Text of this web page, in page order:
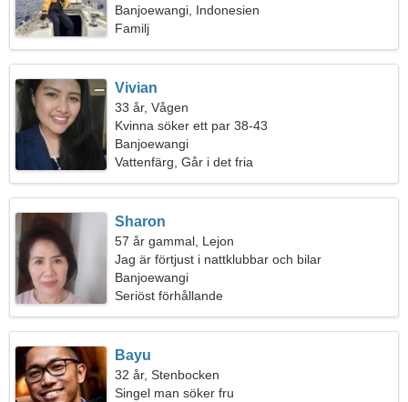
Banjoewangi, Indonesien
Familj
Vivian
33 år, Vågen
Kvinna söker ett par 38-43
Banjoewangi
Vattenfärg, Går i det fria
Sharon
57 år gammal, Lejon
Jag är förtjust i nattklubbar och bilar
Banjoewangi
Seriöst förhållande
Bayu
32 år, Stenbocken
Singel man söker fru